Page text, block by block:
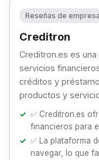
Reseñas de
Creditron
Creditron.es es
servicios
créditos y
productos y
✅ Creditron.es
financieros para
✅ La plataforma
navegar, lo que